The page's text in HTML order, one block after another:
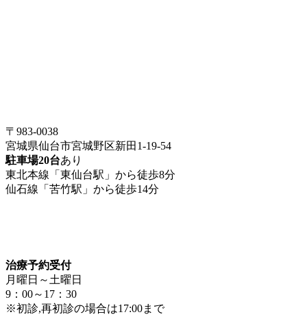
〒983-0038
宮城県仙台市宮城野区新田1-19-54
駐車場20台あり
東北本線「東仙台駅」から徒歩8分
仙石線「苦竹駅」から徒歩14分
治療予約受付
月曜日～土曜日
9：00～17：30
※初診,再初診の場合は17:00まで